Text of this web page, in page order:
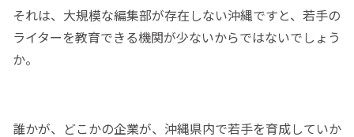
それは、大規模な編集部が存在しない沖縄ですと、若手の
ライターを教育できる機関が少ないからではないでしょう
か。
誰かが、どこかの企業が、沖縄県内で若手を育成していか